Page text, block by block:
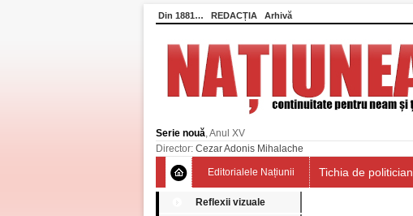
Din 1881… REDACȚIA Arhivă
Serie nouă, Anul XV
Director: Cezar Adonis Mihalache
Editorialele Națiunii Tichia de politician
Reflexii vizuale